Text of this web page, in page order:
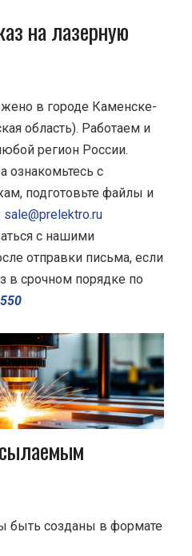
на лазерную
в городе Каменске-
область). Работаем и
регион России.
ознакомьтесь с
подготовьте файлы и
sale@prelektro.ru
с нашими
отправки письма, если
в срочном порядке по
быть созданы в формате